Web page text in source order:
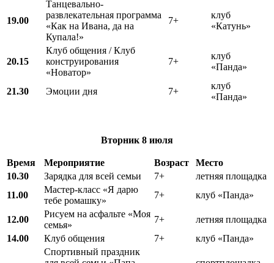
19.00
Танцевально-
развлекательная программа
«Как на Ивана, да на
Купала!»
7+
клуб
«Катунь»
20.15
Клуб общения / Клуб
конструирования
«Новатор»
7+
клуб
«Панда»
21.30 Эмоции дня 7+
клуб
«Панда»
Вторник 8 июля
Время Мероприятие Возраст
Место
10.30
Зарядка для всей семьи 7+
летняя площадка
11.00
Мастер-класс «Я дарю
тебе ромашку»
7+ клуб «Панда»
12.00
Рисуем на асфальте «Моя
семья»
7+
летняя площадка
14.00
Клуб общения 7+ клуб «Панда»
Спортивный праздник